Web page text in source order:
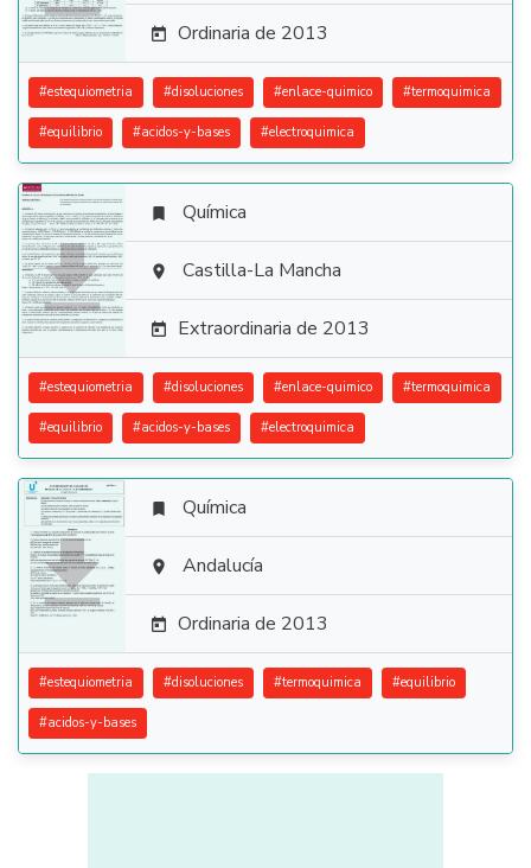
 Ordinaria de 2013
#estequiometria #disoluciones #enlace-quimico #termoquimica
#equilibrio #acidos-y-bases #electroquimica

 Química
 Castilla-La Mancha
 Extraordinaria de 2013
#estequiometria #disoluciones #enlace-quimico #termoquimica
#equilibrio #acidos-y-bases #electroquimica

 Química
 Andalucía
 Ordinaria de 2013
#estequiometria #disoluciones #termoquimica #equilibrio
#acidos-y-bases